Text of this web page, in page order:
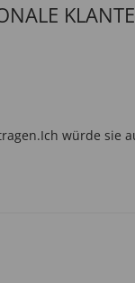
würde sie